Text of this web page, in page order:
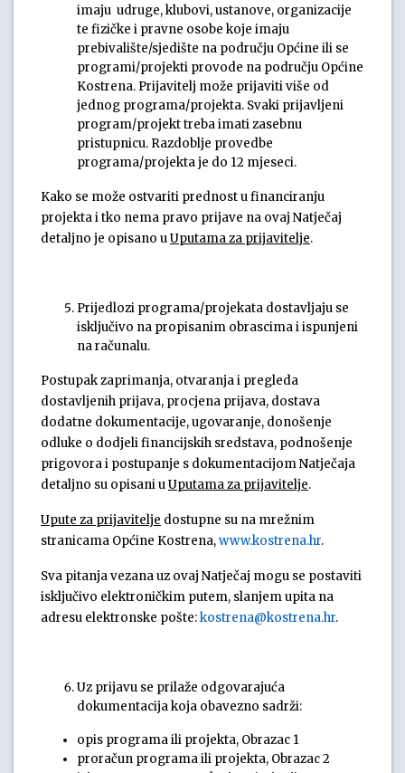
imaju udruge, klubovi, ustanove, organizacije
te fizičke i pravne osobe koje imaju
prebivalište/sjedište na području Općine ili se
programi/projekti provode na području Općine
Kostrena. Prijavitelj može prijaviti više od
jednog programa/projekta. Svaki prijavljeni
program/projekt treba imati zasebnu
pristupnicu. Razdoblje provedbe
programa/projekta je do 12 mjeseci.
Kako se može ostvariti prednost u financiranju
projekta i tko nema pravo prijave na ovaj Natječaj
detaljno je opisano uUputama za prijavitelje.
Prijedlozi programa/projekata dostavljaju se
isključivo na propisanim obrascima i ispunjeni
na računalu.
Postupak zaprimanja, otvaranja i pregleda
dostavljenih prijava, procjena prijava, dostava
dodatne dokumentacije, ugovaranje, donošenje
odluke o dodjeli financijskih sredstava, podnošenje
prigovora i postupanje s dokumentacijom Natječaja
detaljno su opisani uUputama za prijavitelje.
Upute za prijavitelje dostupne su na mrežnim
stranicama Općine Kostrena,www.kostrena.hr.
Sva pitanja vezana uz ovaj Natječaj mogu se postaviti
isključivo elektroničkim putem, slanjem upita na
adresu elektronske pošte:kostrena@kostrena.hr.
Uz prijavu se prilaže odgovarajuća
dokumentacija koja obavezno sadrži:
opis programa ili projekta, Obrazac 1
proračun programa ili projekta, Obrazac 2